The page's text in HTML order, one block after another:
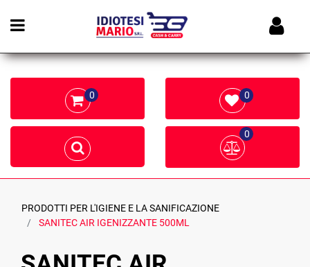
Open menu
0 0
0
PRODOTTI PER L'IGIENE E LA SANIFICAZIONE
SANITEC AIR IGENIZZANTE 500ML